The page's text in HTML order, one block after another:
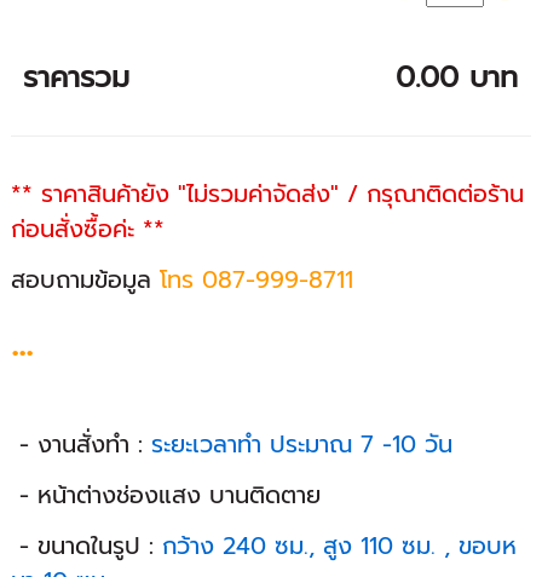
ราคารวม 0.00 บาท
** ราคาสินค้ายัง "ไม่รวมค่าจัดส่ง" / กรุณาติดต่อร้าน
ก่อนสั่งซื้อค่ะ **
สอบถามข้อมูลโทร 087-999-8711
...
- งานสั่งทำ : ระยะเวลาทำ ประมาณ 7 -10 วัน
- หน้าต่างช่องแสง บานติดตาย
- ขนาดในรูป : กว้าง 240 ซม., สูง 110 ซม. , ขอบห